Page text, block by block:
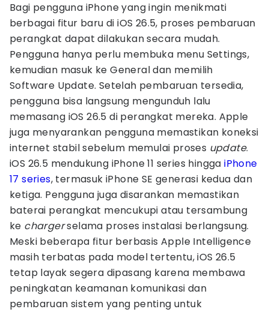
Bagi pengguna iPhone yang ingin menikmati
berbagai fitur baru di iOS 26.5, proses pembaruan
perangkat dapat dilakukan secara mudah.
Pengguna hanya perlu membuka menu Settings,
kemudian masuk ke General dan memilih
Software Update. Setelah pembaruan tersedia,
pengguna bisa langsung mengunduh lalu
memasang iOS 26.5 di perangkat mereka. Apple
juga menyarankan pengguna memastikan koneksi
internet stabil sebelum memulai proses update.
iOS 26.5 mendukung iPhone 11 series hinggaiPhone
17 series, termasuk iPhone SE generasi kedua dan
ketiga. Pengguna juga disarankan memastikan
baterai perangkat mencukupi atau tersambung
ke chargerselama proses instalasi berlangsung.
Meski beberapa fitur berbasis Apple Intelligence
masih terbatas pada model tertentu, iOS 26.5
tetap layak segera dipasang karena membawa
peningkatan keamanan komunikasi dan
pembaruan sistem yang penting untuk